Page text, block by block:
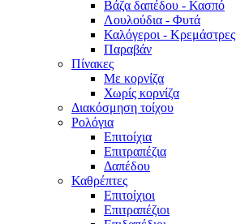
Βάζα δαπέδου - Κασπό
Λουλούδια - Φυτά
Καλόγεροι - Κρεμάστρες
Παραβάν
Πίνακες
Με κορνίζα
Χωρίς κορνίζα
Διακόσμηση τοίχου
Ρολόγια
Επιτοίχια
Επιτραπέζια
Δαπέδου
Καθρέπτες
Επιτοίχιοι
Επιτραπέζιοι